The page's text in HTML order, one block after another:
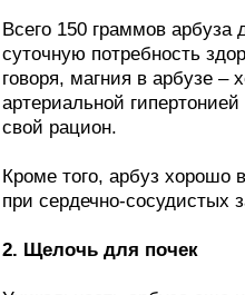
Всего 150 граммов арбуза
суточную потребность
говоря, магния в арбузе
артериальной
свой рацион.
Кроме того, арбуз хорошо
при сердечно-сосудистых
2. Щелочь для почек